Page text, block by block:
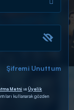
Şifremi Unuttum
Metni veÜyelik
kullanarak gözden